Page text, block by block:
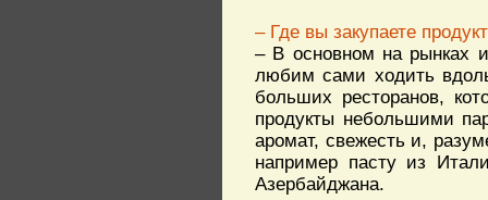
– Где вы закупаете
– В основном на рынках
любим сами ходить
больших ресторанов,
продукты небольшими
аромат, свежесть и,
например пасту из
Азербайджана.